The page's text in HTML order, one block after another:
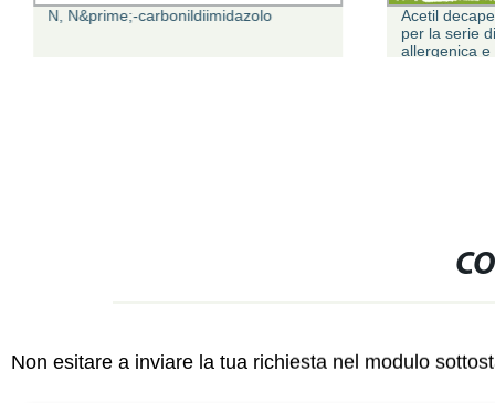
N, N&prime;-carbonildiimidazolo
Acetil
per la serie
allergenica e
Non esitare a inviare la tua richiesta nel modulo